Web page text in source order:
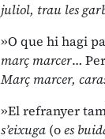
juliol, trau les
»O que hi hagi
març marcer…
Març marcer,
»El refranyer
s’eixuga (oes